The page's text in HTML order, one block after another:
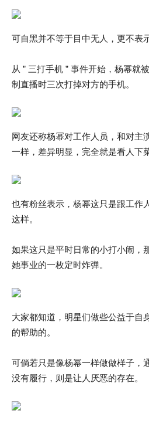
可自黑并不等于目中无人，更不表
从 ” 三打手机 ” 事件开始，杨幂就
制直播时三次打掉对方的手机。
网友还称杨幂对工作人员，和对主
一样，差异明显，完全就是看人下菜
也有粉丝表示，杨幂这只是跟工作
这样。
如果这只是平时日常的小打小闹，
她事业的一枚定时炸弹。
大家都知道，明星们做些公益于自
的帮助的。
可倘若只是像杨幂一样做做样子，
没有履行，则是让人厌恶的存在。